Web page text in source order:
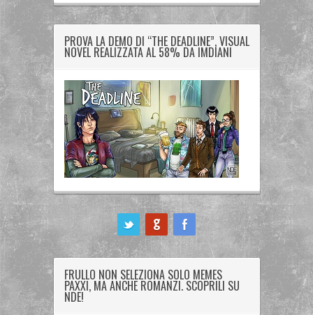
PROVA LA DEMO DI “THE DEADLINE”, VISUAL
NOVEL REALIZZATA AL 58% DA IMDIANI
FRULLO NON SELEZIONA SOLO MEMES
PAXXI, MA ANCHE ROMANZI. SCOPRILI SU
NDE!